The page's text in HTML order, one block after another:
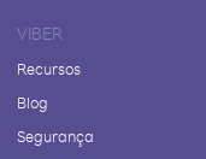
VIBER
Recursos
Blog
Segurança